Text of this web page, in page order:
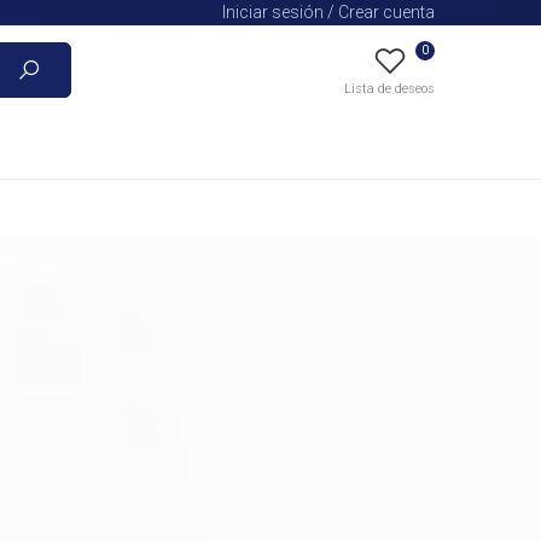
Iniciar sesión / Crear cuenta
Buscar
0
Lista de deseos